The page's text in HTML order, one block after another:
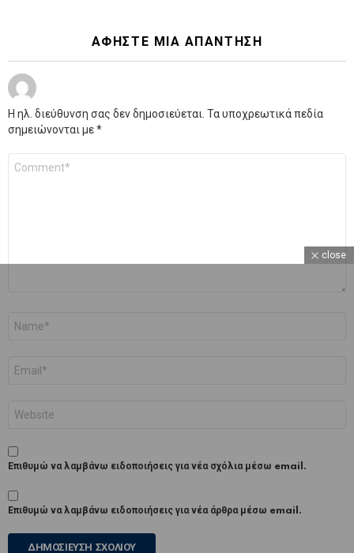
ΑΦΉΣΤΕ ΜΙΑ ΑΠΆΝΤΗΣΗ
Η ηλ. διεύθυνση σας δεν δημοσιεύεται. Τα υποχρεωτικά πεδία
σημειώνονται με*
Επιθυμώ να λαμβάνω ειδοποιήσεις για νέα σχόλια μέσω email.
Επιθυμώ να λαμβάνω ειδοποιήσεις για νέα άρθρα μέσω email.
close